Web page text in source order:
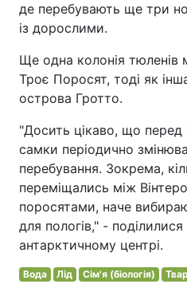
де перебувають ще три
із дорослими.
Ще одна колонія тюленів
Троє Поросят, тоді як
острова Гротто.
"Досить цікаво, що
самки періодично
перебування. Зокрема,
переміщались між
поросятами, наче
для пологів," -
антарктичному центрі.
Вода Лід Сім'я (біологія)